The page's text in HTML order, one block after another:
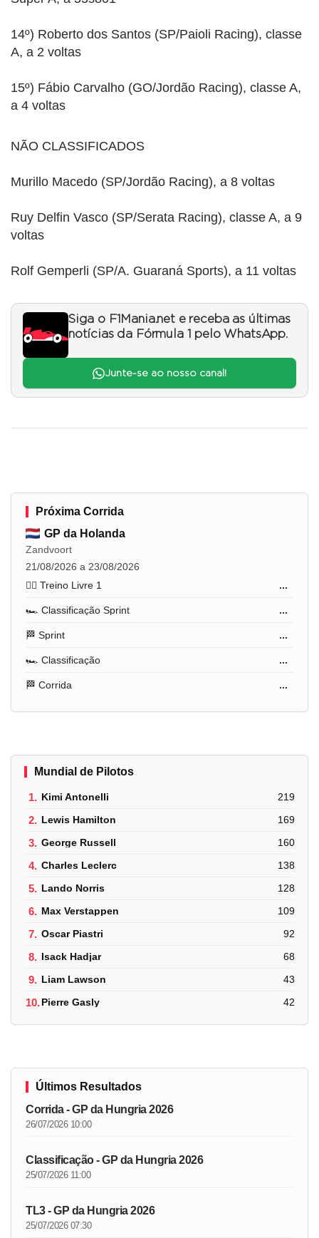
14º) Roberto dos Santos (SP/Paioli Racing), classe
A, a 2 voltas
15º) Fábio Carvalho (GO/Jordão Racing), classe A,
a 4 voltas
NÃO CLASSIFICADOS
Murillo Macedo (SP/Jordão Racing), a 8 voltas
Ruy Delfin Vasco (SP/Serata Racing), classe A, a 9
voltas
Rolf Gemperli (SP/A. Guaraná Sports), a 11 voltas
Siga o F1Mania.net e receba as últimas
notícias da Fórmula 1 pelo WhatsApp.
Junte-se ao nosso canal!
Próxima Corrida
GP da Holanda
Zandvoort
21/08/2026 a 23/08/2026
🏋️‍♂️ Treino Livre 1
...
🏎️ Classificação Sprint ...
🏁 Sprint ...
🏎️ Classificação ...
🏁 Corrida ...
Mundial de Pilotos
1. Kimi Antonelli 219
2. Lewis Hamilton 169
3. George Russell 160
4. Charles Leclerc 138
5. Lando Norris 128
6. Max Verstappen 109
7. Oscar Piastri 92
8. Isack Hadjar 68
9. Liam Lawson 43
10.Pierre Gasly 42
Últimos Resultados
Corrida - GP da Hungria 2026
26/07/2026 10:00
Classificação - GP da Hungria 2026
25/07/2026 11:00
TL3 - GP da Hungria 2026
25/07/2026 07:30